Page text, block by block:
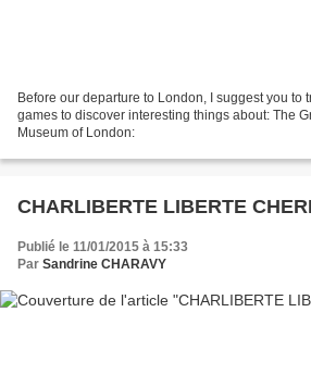
Before our departure to London, I suggest you to
games to discover interesting things about: The
Museum of London:
CHARLIBERTE LIBERTE
Publié le 11/01/2015 à 15:33
Par Sandrine CHARAVY